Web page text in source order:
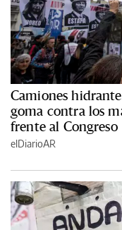
Camiones
goma contra los
frente al Congreso
elDiarioAR